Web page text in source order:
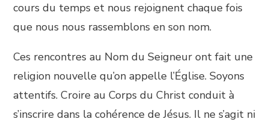
cours du temps et nous rejoignent chaque fois
que nous nous rassemblons en son nom.
Ces rencontres au Nom du Seigneur ont fait une
religion nouvelle qu’on appelle l’Église. Soyons
attentifs. Croire au Corps du Christ conduit à
s’inscrire dans la cohérence de Jésus. Il ne s’agit ni